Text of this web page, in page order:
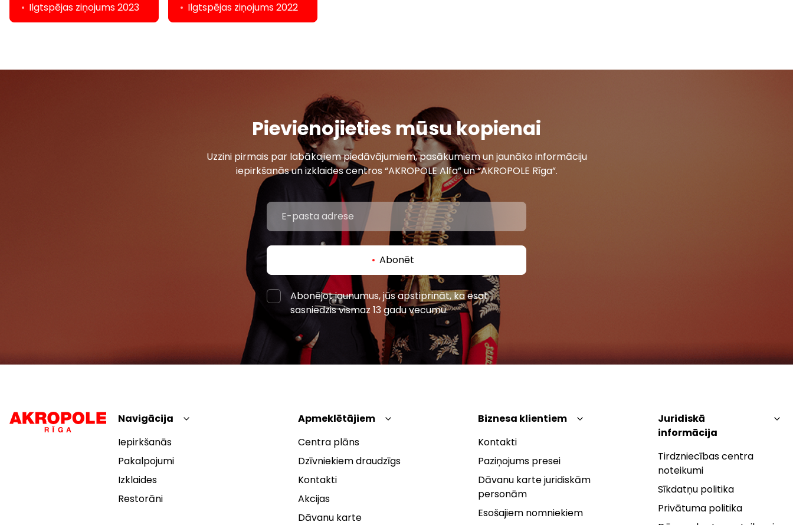
Ilgtspējas ziņojums 2023 Ilgtspējas ziņojums 2022
Pievienojieties mūsu kopienai
Uzzini pirmais par labākajiem piedāvājumiem, pasākumiem un jaunāko informāciju
iepirkšanās un izklaides centros “AKROPOLE Alfa” un “AKROPOLE Rīga”.
Abonēt
Abonējot jaunumus, jūs apstiprināt, ka esat
sasniedzis vismaz 13 gadu vecumu.
Navigācija
Iepirkšanās
Pakalpojumi
Izklaides
Restorāni
Apmeklētājiem
Centra plāns
Dzīvniekiem draudzīgs
Kontakti
Akcijas
Dāvanu karte
Biznesa klientiem
Kontakti
Paziņojums presei
Dāvanu karte juridiskām
personām
Esošajiem nomniekiem
Juridiskā
informācija
Tirdzniecības centra
noteikumi
Sīkdatņu politika
Privātuma politika